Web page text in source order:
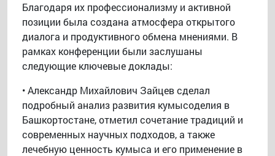
Благодаря их профессионализму и активной
позиции была создана атмосфера открытого
диалога и продуктивного обмена мнениями. В
рамках конференции были заслушаны
следующие ключевые доклады:
• Александр Михайлович Зайцев сделал
подробный анализ развития кумысоделия в
Башкортостане, отметил сочетание традиций и
современных научных подходов, а также
лечебную ценность кумыса и его применение в